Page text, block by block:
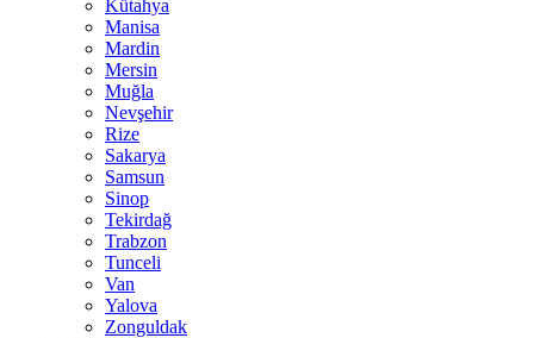
Kütahya
Manisa
Mardin
Mersin
Muğla
Nevşehir
Rize
Sakarya
Samsun
Sinop
Tekirdağ
Trabzon
Tunceli
Van
Yalova
Zonguldak